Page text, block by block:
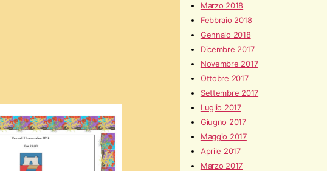
Marzo 2018
Febbraio 2018
Gennaio 2018
Dicembre 2017
Novembre 2017
Ottobre 2017
Settembre 2017
Luglio 2017
Giugno 2017
Maggio 2017
Aprile 2017
Marzo 2017